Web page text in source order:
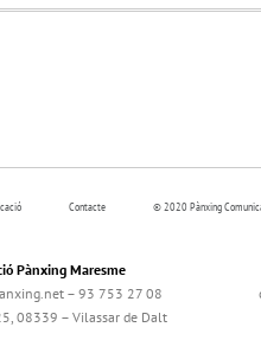
Contacte © 2020 Pànxing
Pànxing Maresme
– 93 753 27 08
08339 – Vilassar de Dalt